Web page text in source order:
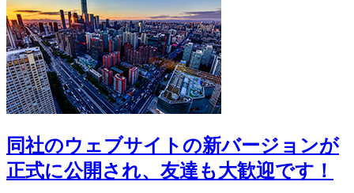
同社のウェブサイトの新バージョンが
正式に公開され、友達も大歓迎です！